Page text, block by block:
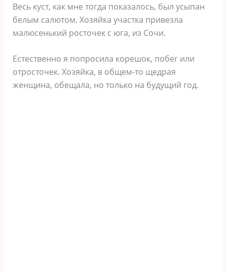
Весь куст, как мне тогда показалось, был усыпан
белым салютом. Хозяйка участка привезла
малюсенький росточек с юга, из Сочи.
Естественно я попросила корешок, побег или
отросточек. Хозяйка, в общем-то щедрая
женщина, обещала, но только на будущий год.